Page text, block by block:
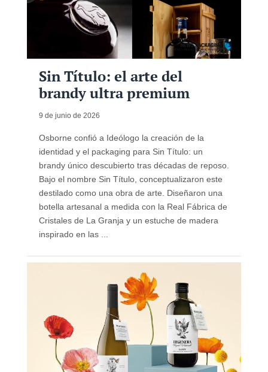
Sin Título: el arte del
brandy ultra premium
9 de junio de 2026
Osborne confió a Ideólogo la creación de la
identidad y el packaging para Sin Título: un
brandy único descubierto tras décadas de reposo.
Bajo el nombre Sin Título, conceptualizaron este
destilado como una obra de arte. Diseñaron una
botella artesanal a medida con la Real Fábrica de
Cristales de La Granja y un estuche de madera
inspirado en las ...